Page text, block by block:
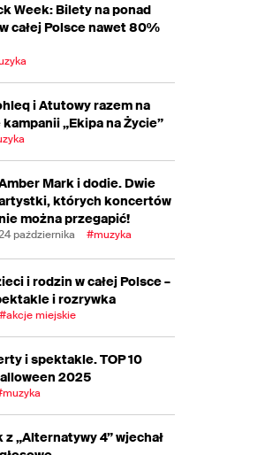
Week: Bilety na ponad
całej Polsce nawet 80%
i Atutowy razem na
„Ekipa na Życie”
Mark i dodie. Dwie
których koncertów
można przegapić!
października #muzyka
i rodzin w całej Polsce –
i rozrywka
#akcje miejskie
i spektakle. TOP 10
2025
„Alternatywy 4” wjechał